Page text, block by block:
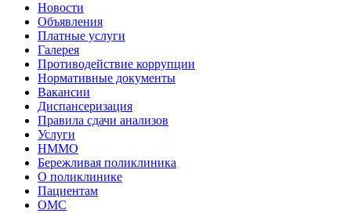
Новости
Объявления
Платные услуги
Галерея
Противодействие коррупции
Нормативные документы
Вакансии
Диспансеризация
Правила сдачи анализов
Услуги
НММО
Бережливая поликлиника
О поликлинике
Пациентам
ОМС